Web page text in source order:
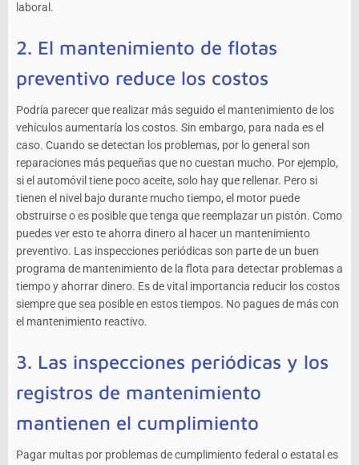
laboral.
2. El mantenimiento de flotas
preventivo reduce los costos
Podría parecer que realizar más seguido el mantenimiento de los
vehículos aumentaría los costos. Sin embargo, para nada es el
caso. Cuando se detectan los problemas, por lo general son
reparaciones más pequeñas que no cuestan mucho. Por ejemplo,
si el automóvil tiene poco aceite, solo hay que rellenar. Pero si
tienen el nivel bajo durante mucho tiempo, el motor puede
obstruirse o es posible que tenga que reemplazar un pistón. Como
puedes ver esto te ahorra dinero al hacer un mantenimiento
preventivo. Las inspecciones periódicas son parte de un buen
programa de mantenimiento de la flota para detectar problemas a
tiempo y ahorrar dinero. Es de vital importancia reducir los costos
siempre que sea posible en estos tiempos. No pagues de más con
el mantenimiento reactivo.
3. Las inspecciones periódicas y los
registros de mantenimiento
mantienen el cumplimiento
Pagar multas por problemas de cumplimiento federal o estatal es